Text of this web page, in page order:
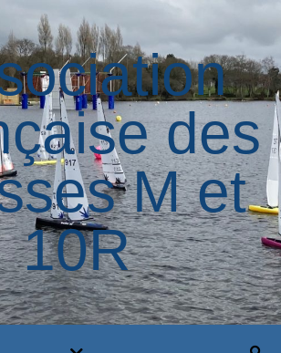
des
M et
10R